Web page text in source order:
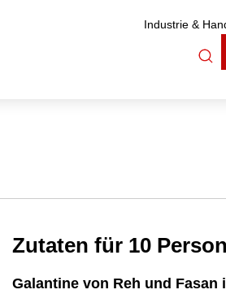
Industrie &
Zutaten für 10
Galantine von Reh und Fasan